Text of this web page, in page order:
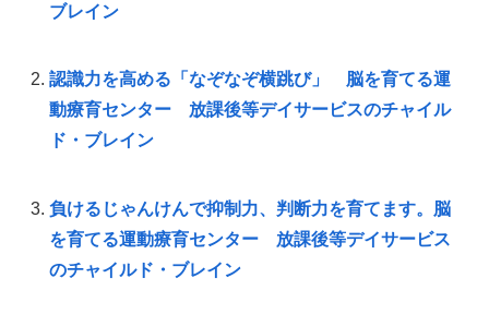
ブレイン
認識力を高める「なぞなぞ横跳び」 脳を育てる運
動療育センター 放課後等デイサービスのチャイル
ド・ブレイン
負けるじゃんけんで抑制力、判断力を育てます。脳
を育てる運動療育センター 放課後等デイサービス
のチャイルド・ブレイン